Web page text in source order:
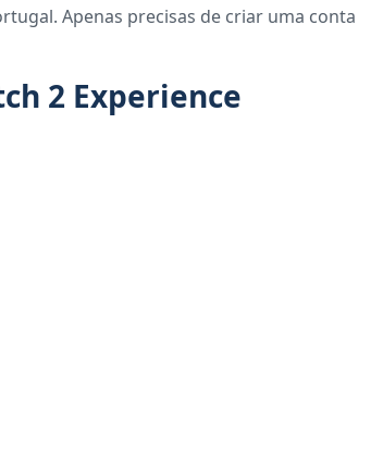
Apenas precisas de criar uma conta
2 Experience